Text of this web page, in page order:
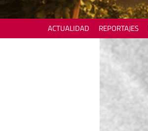
ACTUALIDAD REPORTAJES